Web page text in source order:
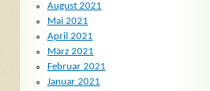
August 2021
Mai 2021
April 2021
März 2021
Februar 2021
Januar 2021